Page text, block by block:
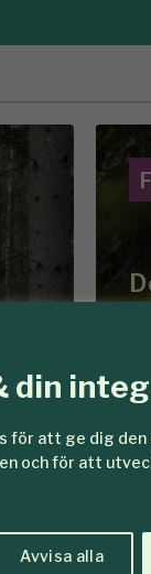
din
för att ge dig den
och för att
Avvisa alla